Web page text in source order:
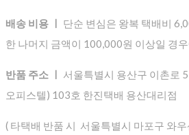
배송 비용 ㅣ
단순 변심은 왕복 택배비
한 나머지 금액이 100,000원 이상일 경
반품 주소 ㅣ 서울특별시 용산구 이촌로
오피스텔) 103호 한진택배 용산대리점
( 타택배 반품 시 서울특별시 마포구 와